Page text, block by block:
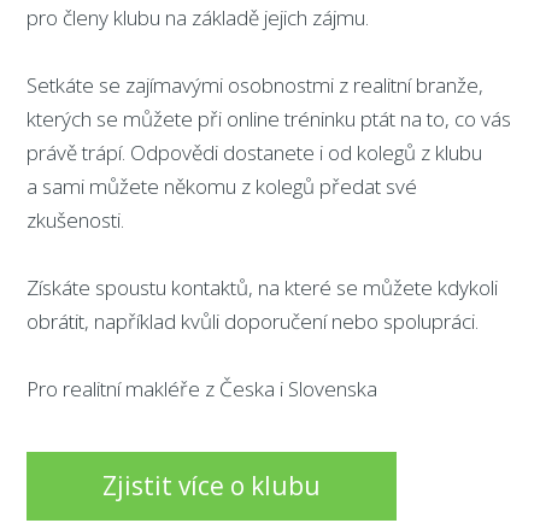
pro členy klubu na základě jejich zájmu.
Setkáte se zajímavými osobnostmi z realitní branže,
kterých se můžete při online tréninku ptát na to, co vás
právě trápí. Odpovědi dostanete i od kolegů z klubu
a sami můžete někomu z kolegů předat své
zkušenosti.
Získáte spoustu kontaktů, na které se můžete kdykoli
obrátit, například kvůli doporučení nebo spolupráci.
Pro realitní makléře z Česka i Slovenska
Zjistit více o klubu